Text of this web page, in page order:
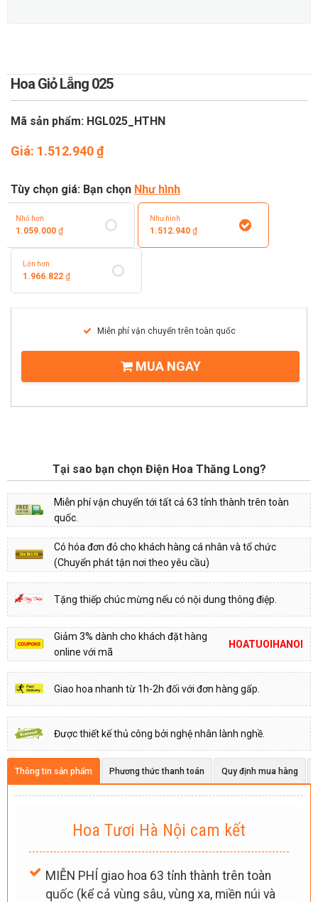
Hoa Giỏ Lẵng 025
Mã sản phẩm: HGL025_HTHN
Giá: 1.512.940₫
Tùy chọn giá: Bạn chọn Như hình
Nhỏ hơn
1.059.000 ₫
Như hình
1.512.940₫
Lớn hơn
1.966.822 ₫
Miễn phí vận chuyển trên toàn quốc
MUA NGAY
Tại sao bạn chọn Điện Hoa Thăng Long?
Miễn phí vận chuyển tới tất cả 63 tỉnh thành trên toàn
quốc.
Có hóa đơn đỏ cho khách hàng cá nhân và tổ chức
(Chuyển phát tận nơi theo yêu cầu)
Tặng thiếp chúc mừng nếu có nội dung thông điệp.
Giảm 3% dành cho khách đặt hàng
online với mã
HOATUOIHANOI
Giao hoa nhanh từ 1h-2h đối với đơn hàng gấp.
Được thiết kế thủ công bởi nghệ nhân lành nghề.
Thông tin sản phẩm Phương thức thanh toán Quy định mua hàng
Hoa Tươi Hà Nội cam kết
MIỄN PHÍ giao hoa 63 tỉnh thành trên toàn
quốc (kể cả vùng sâu, vùng xa, miền núi và